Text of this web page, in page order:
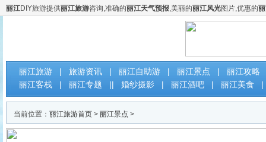
丽江DIY旅游提供丽江旅游咨询,准确的丽江天气预报,美丽的丽江风光图片,优惠的
云南丽江DIY自助旅游网
丽江旅游 | 旅游资讯 | 丽江自助游 | 丽江景点 |
丽江攻略
丽江客栈
| 丽江专题 || 婚纱摄影 | 丽江酒吧 | 丽江美食 |
当前位置： 丽江旅游首页 > 丽江景点 >